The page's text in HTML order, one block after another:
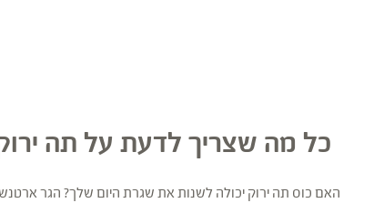
כל מה שצריך לדעת על תה
האם כוס תה ירוק יכולה לשנות את שגרת היום שלך? הגר